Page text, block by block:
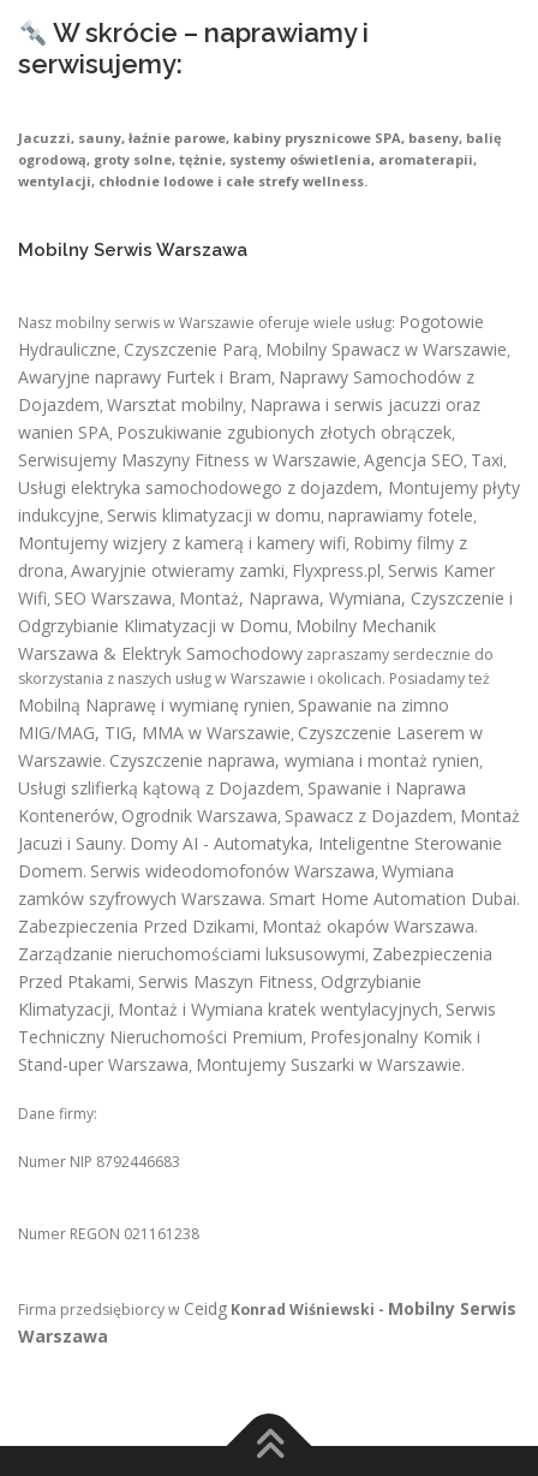
W skrócie – naprawiamy i
serwisujemy:
Jacuzzi, sauny, łaźnie parowe, kabiny prysznicowe SPA, baseny, balię
ogrodową, groty solne, tężnie, systemy oświetlenia, aromaterapii,
wentylacji, chłodnie lodowe i całe strefy wellness.
Mobilny Serwis Warszawa
Nasz mobilny serwis w Warszawie oferuje wiele usług: Pogotowie
Hydrauliczne, Czyszczenie Parą, Mobilny Spawacz w Warszawie,
Awaryjne naprawy Furtek i Bram, Naprawy Samochodów z
Dojazdem, Warsztat mobilny, Naprawa i serwis jacuzzi oraz
wanien SPA, Poszukiwanie zgubionych złotych obrączek,
Serwisujemy Maszyny Fitness w Warszawie, Agencja SEO, Taxi,
Usługi elektryka samochodowego z dojazdem, Montujemy płyty
indukcyjne, Serwis klimatyzacji w domu, naprawiamy fotele,
Montujemy wizjery z kamerą i kamery wifi, Robimy filmy z
drona, Awaryjnie otwieramy zamki, Flyxpress.pl, Serwis Kamer
Wifi, SEO Warszawa, Montaż, Naprawa, Wymiana, Czyszczenie i
Odgrzybianie Klimatyzacji w Domu, Mobilny Mechanik
Warszawa & Elektryk Samochodowy zapraszamy serdecznie do
skorzystania z naszych usług w Warszawie i okolicach. Posiadamy też
Mobilną Naprawę i wymianę rynien, Spawanie na zimno
MIG/MAG, TIG, MMA w Warszawie, Czyszczenie Laserem w
Warszawie. Czyszczenie naprawa, wymiana i montaż rynien,
Usługi szlifierką kątową z Dojazdem, Spawanie i Naprawa
Kontenerów, Ogrodnik Warszawa, Spawacz z Dojazdem, Montaż
Jacuzi i Sauny. Domy AI - Automatyka, Inteligentne Sterowanie
Domem. Serwis wideodomofonów Warszawa, Wymiana
zamków szyfrowych Warszawa. Smart Home Automation Dubai.
Zabezpieczenia Przed Dzikami, Montaż okapów Warszawa.
Zarządzanie nieruchomościami luksusowymi, Zabezpieczenia
Przed Ptakami, Serwis Maszyn Fitness, Odgrzybianie
Klimatyzacji, Montaż i Wymiana kratek wentylacyjnych, Serwis
Techniczny Nieruchomości Premium, Profesjonalny Komik i
Stand-uper Warszawa, Montujemy Suszarki w Warszawie.
Dane firmy:
Numer NIP 8792446683
Numer REGON 021161238
Firma przedsiębiorcy w Ceidg Konrad Wiśniewski - Mobilny Serwis
Warszawa